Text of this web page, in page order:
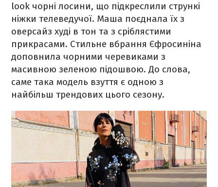
look чорні лосини, що підкреслили стрункі
ніжки телеведучої. Маша поєднала їх з
оверсайз худі в тон та з сріблястими
прикрасами. Стильне вбрання Єфросиніна
доповнила чорними черевиками з
масивною зеленою підошвою. До слова,
саме така модель взуття є одною з
найбільш трендових цього сезону.